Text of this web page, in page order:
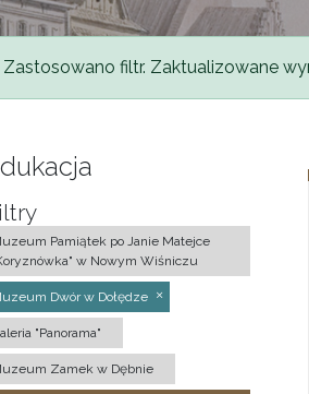
Komunikat
Zastosowano filtr. Zaktualizowane
Pamiątek po Janie Matejce
w Nowym Wiśniczu
Dwór w Dołędze
"Panorama"
Zamek w Dębnie